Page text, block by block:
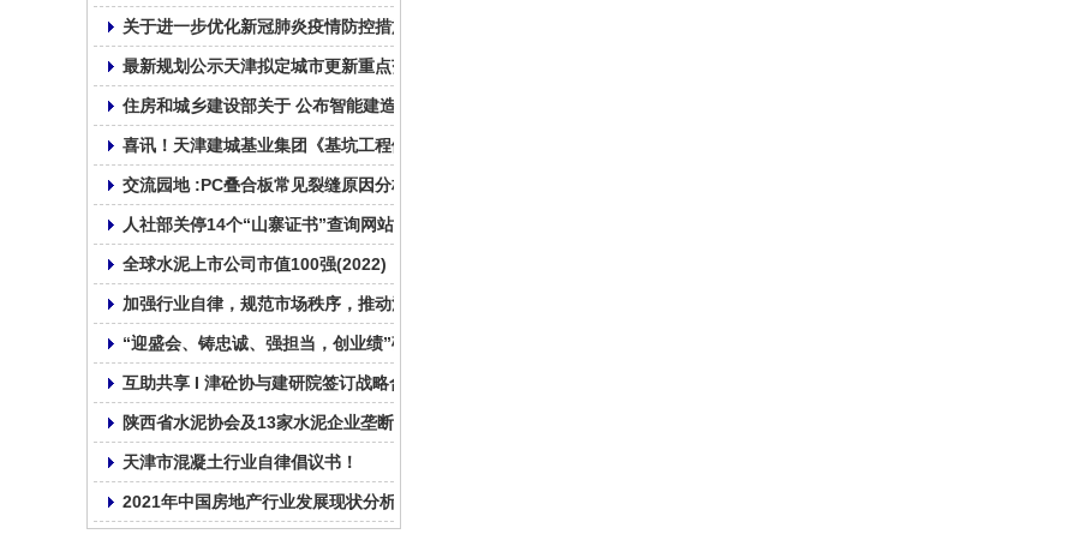
关于进一步优化新冠肺炎疫情防控措施 科学精准做好防控工作的通知
最新规划公示天津拟定城市更新重点范围
住房和城乡建设部关于 公布智能建造试点城市的通知
喜讯！天津建城基业集团《基坑工程倾斜桩无支撑绿色支护技术》入选中国建筑业年度十大技术创新名单！
交流园地 :PC叠合板常见裂缝原因分析及纠正和预防措施!
人社部关停14个“山寨证书”查询网站!
全球水泥上市公司市值100强(2022)
加强行业自律，规范市场秩序，推动混凝土行业健康发展！
“迎盛会、铸忠诚、强担当，创业绩”砼心砼德再出发!
互助共享 I 津砼协与建研院签订战略合作协议
陕西省水泥协会及13家水泥企业垄断行为处罚4.51亿
天津市混凝土行业自律倡议书！
2021年中国房地产行业发展现状分析